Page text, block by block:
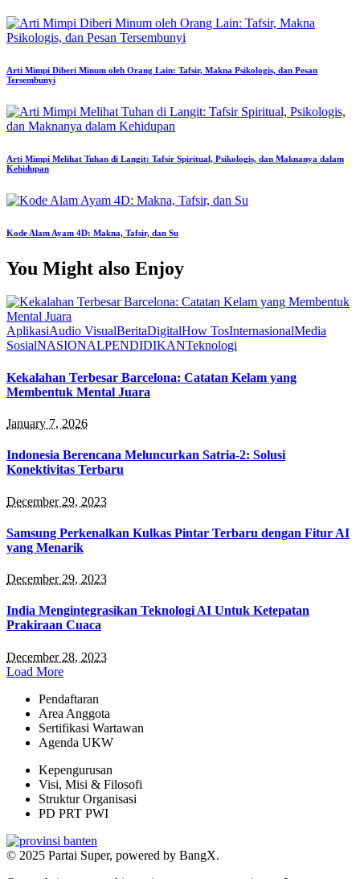
Arti Mimpi Diberi Minum oleh Orang Lain: Tafsir, Makna Psikologis, dan Pesan
Tersembunyi
Arti Mimpi Melihat Tuhan di Langit: Tafsir Spiritual, Psikologis, dan Maknanya dalam
Kehidupan
Kode Alam Ayam 4D: Makna, Tafsir, dan Su
You Might also Enjoy
AplikasiAudio VisualBeritaDigitalHow TosInternasionalMedia
SosialNASIONALPENDIDIKANTeknologi
Kekalahan Terbesar Barcelona: Catatan Kelam yang
Membentuk Mental Juara
January 7, 2026
Indonesia Berencana Meluncurkan Satria-2: Solusi
Konektivitas Terbaru
December 29, 2023
Samsung Perkenalkan Kulkas Pintar Terbaru dengan Fitur AI
yang Menarik
December 29, 2023
India Mengintegrasikan Teknologi AI Untuk Ketepatan
Prakiraan Cuaca
December 28, 2023
Load More
Pendaftaran
Area Anggota
Sertifikasi Wartawan
Agenda UKW
Kepengurusan
Visi, Misi & Filosofi
Struktur Organisasi
PD PRT PWI
© 2025 Partai Super, powered by BangX.